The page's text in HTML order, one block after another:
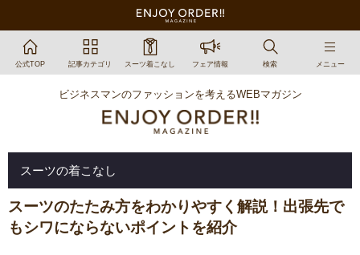
公式TOP 記事カテゴリ スーツ着こなし フェア情報 検索 メニュー
ビジネスマンのファッションを考えるWEBマガジン
スーツの着こなし
スーツのたたみ方をわかりやすく解説！出張先で
もシワにならないポイントを紹介